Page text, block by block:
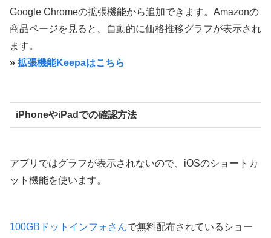
Google Chromeの拡張機能から追加できます。Amazonの
商品ページを見ると、自動的に価格推移グラフが表示され
ます。
» 拡張機能Keepaはこちら
iPhoneやiPadでの確認方法
アプリではグラフが表示されないので、iOSのショートカ
ット機能を使います。
100GBドットインフォさんで無料配布されているショー